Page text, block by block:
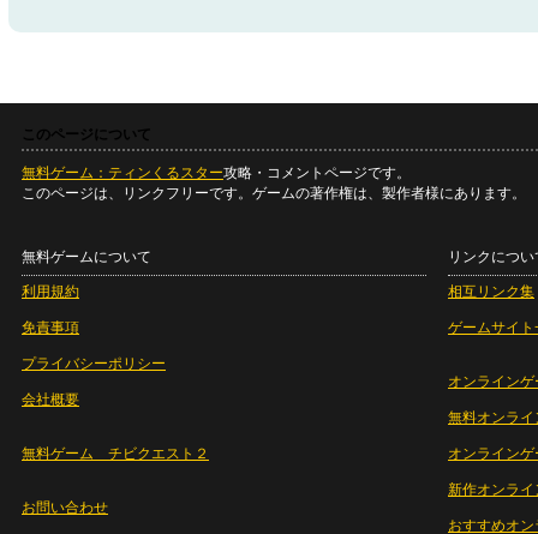
このページについて
無料ゲーム：ティンくるスター攻略・コメントページです。
このページは、リンクフリーです。ゲームの著作権は、製作者様にあります。
無料ゲームについて
利用規約
免責事項
プライバシーポリシー
会社概要
無料ゲーム チビクエスト２
お問い合わせ
リンクについ
相互リンク集
ゲームサイト
オンラインゲ
無料オンライ
オンライン
新作オンライ
おすすめオ